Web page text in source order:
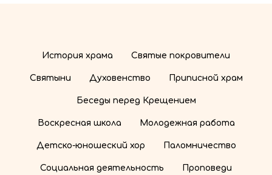
История храма Святые покровители
Святыни Духовенство Приписной храм
Беседы перед Крещением
Воскресная школа Молодежная работа
Детско-юношеский хор Паломничество
Социальная деятельность Проповеди